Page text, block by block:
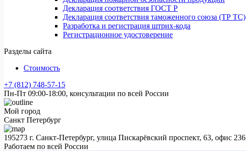
Декларация соответствия ГОСТ Р
Декларация соответствия таможенного союза (ТР ТС)
Разработка и регистрация штрих-кода
Регистрационное удостоверение
Разделы сайта
Стоимость
+7 (812) 748-57-15
Пн-Пт 09:00-18:00, консультации по всей России
Мой город
Санкт Петербург
195273 г. Санкт-Петербург, улица Пискарёвский проспект, 63, офис 236
Работаем по всей России